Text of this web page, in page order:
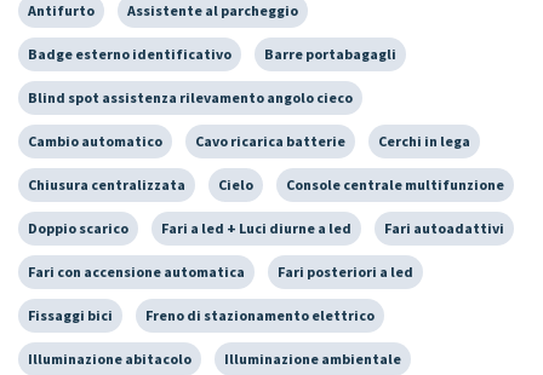
Antifurto Assistente al parcheggio
Badge esterno identificativo Barre portabagagli
Blind spot assistenza rilevamento angolo cieco
Cambio automatico Cavo ricarica batterie Cerchi in lega
Chiusura centralizzata Cielo Console centrale multifunzione
Doppio scarico Fari a led + Luci diurne a led Fari autoadattivi
Fari con accensione automatica Fari posteriori a led
Fissaggi bici Freno di stazionamento elettrico
Illuminazione abitacolo Illuminazione ambientale